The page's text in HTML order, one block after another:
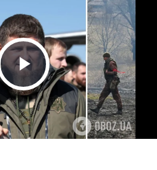
Play Video